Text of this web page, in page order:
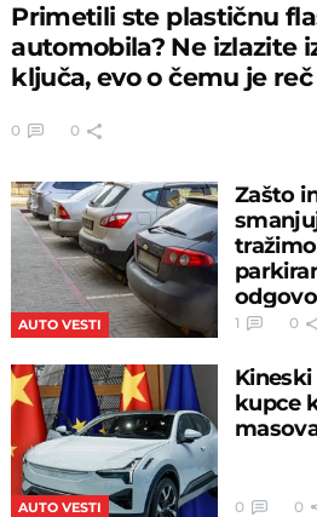
Primetili ste plastičnu
automobila? Ne izlazite
ključa, evo o čemu je reč
0 0
AUTO VESTI
Zašto
1 0
AUTO VESTI
kupce
0 0